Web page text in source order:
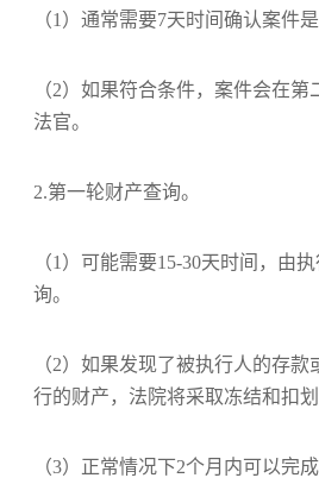
（1）通常需要7天时间确认案件
（2）如果符合条件，案件会在
法官。
2.第一轮财产查询。
（1）可能需要15-30天时间，由
询。
（2）如果发现了被执行人的存
行的财产，法院将采取冻结和扣划
（3）正常情况下2个月内可以完成